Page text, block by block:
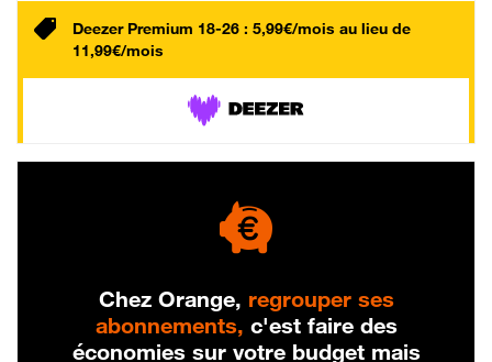
Deezer Premium 18-26 : 5,99€/mois au lieu de
11,99€/mois
Chez Orange, regrouper ses
abonnements, c'est faire des
économies sur votre budget mais